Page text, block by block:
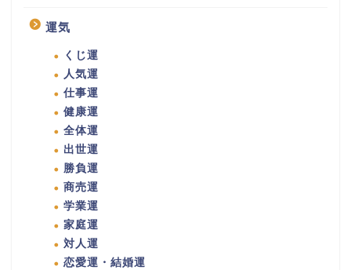
運気
くじ運
人気運
仕事運
健康運
全体運
出世運
勝負運
商売運
学業運
家庭運
対人運
恋愛運・結婚運